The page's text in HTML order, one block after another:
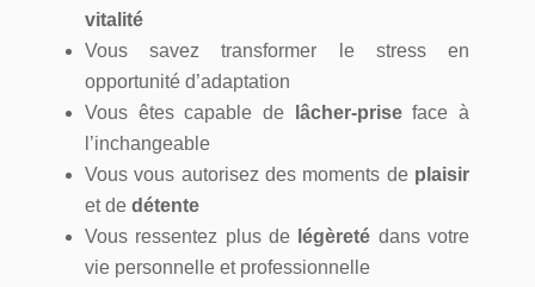
vitalité
Vous savez transformer le stress en
opportunité d’adaptation
Vous êtes capable de
lâcher-priseface à
l’inchangeable
Vous vous autorisez des moments de plaisir
et de détente
Vous ressentez plus de légèreté dans votre
vie personnelle et professionnelle